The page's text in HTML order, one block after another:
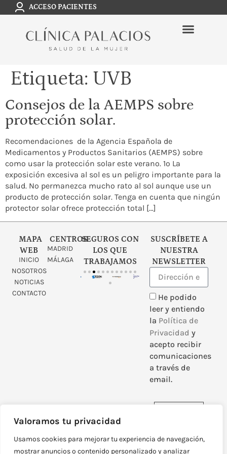
Valoramos tu privacidad
Usamos cookies para mejorar tu experiencia de navegación,
mostrar anuncios o contenido personalizado y analizar
ACCESO PACIENTES
Etiqueta: UVB
Consejos de la AEMPS sobre
protección solar.
Recomendaciones de la Agencia Española de
Medicamentos y Productos Sanitarios (AEMPS) sobre
como usar la protección solar este verano. 1º La
exposición excesiva al sol es un peligro importante para la
salud. No permanezca mucho rato al sol aunque use un
producto de protección solar. Tenga en cuenta que ningún
protector solar ofrece protección total […]
MAPA
WEB
INICIO
NOSOTROS
NOTICIAS
CONTACTO
CENTROS
MADRID
MÁLAGA
SEGUROS CON
LOS QUE
TRABAJAMOS
SUSCRÍBETE A
NUESTRA
NEWSLETTER
He podido
leer y entiendo
la Política de
Privacidad y
acepto recibir
comunicaciones
a través de
email.